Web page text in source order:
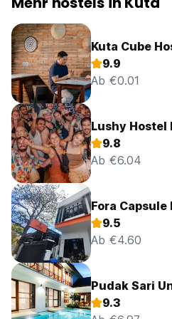
Kuta Cube
9.9
Ab €0.01
Lushy Hostel
9.8
Ab €6.04
Fora
9.5
Ab €4.60
Pudak Sari
9.3